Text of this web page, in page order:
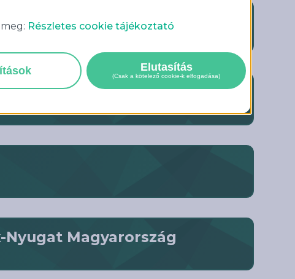
Részletes cookie tájékoztató
Elutasítás
(Csak a kötelező cookie-k elfogadása)
Magyarország